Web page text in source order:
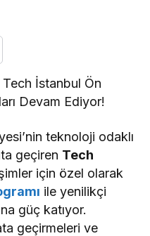
İstanbul Ön
Devam Ediyor!
teknoloji odaklı
geçiren Tech
için özel olarak
ile yenilikçi
güç katıyor.
geçirmeleri ve